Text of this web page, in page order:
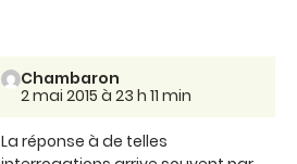
Chambaron
2 mai 2015 à 23 h 11 min
La réponse à de telles